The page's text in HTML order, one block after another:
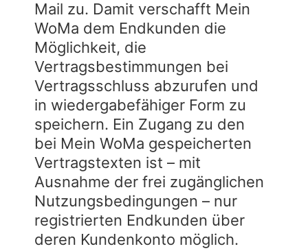
Mail zu. Damit verschafft Mein
WoMa dem Endkunden die
Möglichkeit, die
Vertragsbestimmungen bei
Vertragsschluss abzurufen und
in wiedergabefähiger Form zu
speichern. Ein Zugang zu den
bei Mein WoMa gespeicherten
Vertragstexten ist – mit
Ausnahme der frei zugänglichen
Nutzungsbedingungen – nur
registrierten Endkunden über
deren Kundenkonto möglich.